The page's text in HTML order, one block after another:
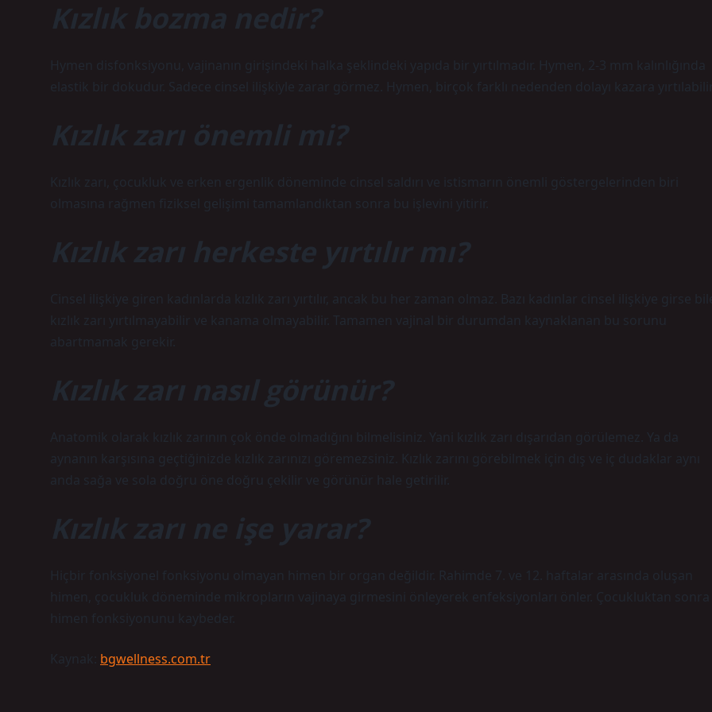
Kızlık bozma nedir?
Hymen disfonksiyonu, vajinanın girişindeki halka şeklindeki yapıda bir yırtılmadır. Hymen, 2-3 mm kalınlığında
elastik bir dokudur. Sadece cinsel ilişkiyle zarar görmez. Hymen, birçok farklı nedenden dolayı kazara
Kızlık zarı önemli mi?
Kızlık zarı, çocukluk ve erken ergenlik döneminde cinsel saldırı ve istismarın önemli göstergelerinden biri
olmasına rağmen fiziksel gelişimi tamamlandıktan sonra bu işlevini yitirir.
Kızlık zarı herkeste yırtılır mı?
Cinsel ilişkiye giren kadınlarda kızlık zarı yırtılır, ancak bu her zaman olmaz. Bazı kadınlar cinsel ilişkiye girse
kızlık zarı yırtılmayabilir ve kanama olmayabilir. Tamamen vajinal bir durumdan kaynaklanan bu sorunu
abartmamak gerekir.
Kızlık zarı nasıl görünür?
Anatomik olarak kızlık zarının çok önde olmadığını bilmelisiniz. Yani kızlık zarı dışarıdan görülemez. Ya da
aynanın karşısına geçtiğinizde kızlık zarınızı göremezsiniz. Kızlık zarını görebilmek için dış ve iç dudaklar aynı
anda sağa ve sola doğru öne doğru çekilir ve görünür hale getirilir.
Kızlık zarı ne işe yarar?
Hiçbir fonksiyonel fonksiyonu olmayan himen bir organ değildir. Rahimde 7. ve 12. haftalar arasında oluşan
himen, çocukluk döneminde mikropların vajinaya girmesini önleyerek enfeksiyonları önler. Çocukluktan sonra
himen fonksiyonunu kaybeder.
Kaynak: bgwellness.com.tr